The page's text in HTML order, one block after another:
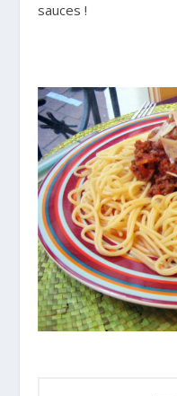
sauces !